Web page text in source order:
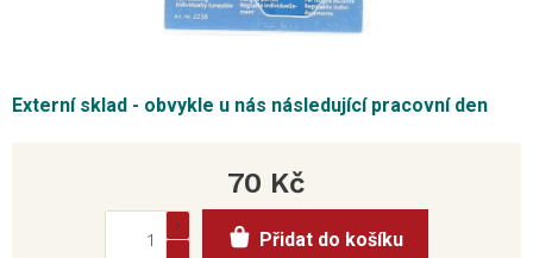
Externí sklad - obvykle u nás následující pracovní den
70 Kč
cena:
Přidat do košíku